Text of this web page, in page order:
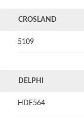
CROSLAND
5109
DELPHI
HDF564